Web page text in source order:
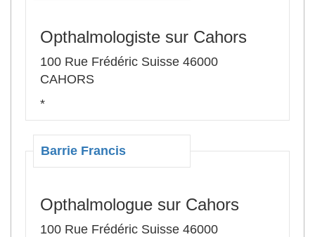
Opthalmologiste sur Cahors
100 Rue Frédéric Suisse 46000
CAHORS
*
Barrie Francis
Opthalmologue sur Cahors
100 Rue Frédéric Suisse 46000